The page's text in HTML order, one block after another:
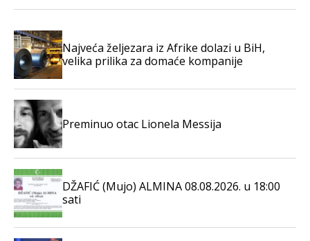
Najveća željezara iz Afrike dolazi u BiH,
velika prilika za domaće kompanije
Preminuo otac Lionela Messija
DŽAFIĆ (Mujo) ALMINA 08.08.2026. u 18:00
sati